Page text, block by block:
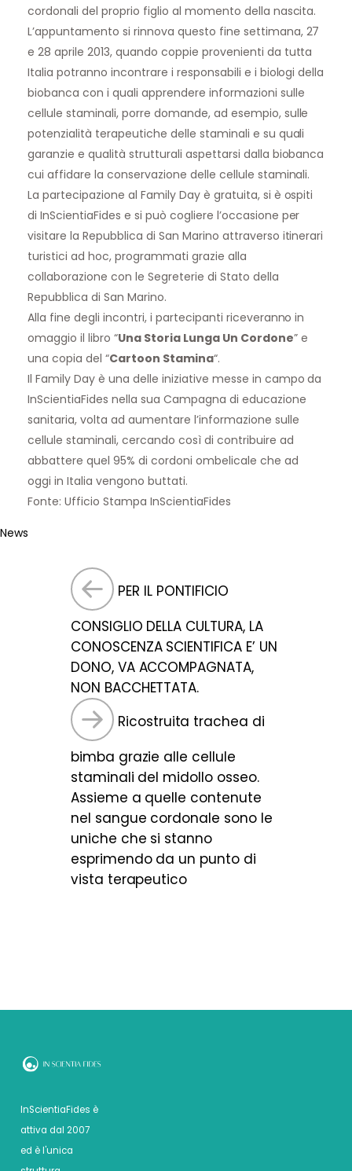
cordonali del proprio figlio al momento della nascita.
L’appuntamento si rinnova questo fine settimana, 27
e 28 aprile 2013, quando coppie provenienti da tutta
Italia potranno incontrare i responsabili e i biologi della
biobanca con i quali apprendere informazioni sulle
cellule staminali, porre domande, ad esempio, sulle
potenzialità terapeutiche delle staminali e su quali
garanzie e qualità strutturali aspettarsi dalla biobanca
cui affidare la conservazione delle cellule staminali.
La partecipazione al Family Day è gratuita, si è ospiti
di InScientiaFides e si può cogliere l’occasione per
visitare la Repubblica di San Marino attraverso itinerari
turistici ad hoc, programmati grazie alla
collaborazione con le Segreterie di Stato della
Repubblica di San Marino.
Alla fine degli incontri, i partecipanti riceveranno in
omaggio il libro “Una Storia Lunga Un Cordone” e
una copia del “Cartoon Stamina“.
Il Family Day è una delle iniziative messe in campo da
InScientiaFides nella sua Campagna di educazione
sanitaria, volta ad aumentare l’informazione sulle
cellule staminali, cercando così di contribuire ad
abbattere quel 95% di cordoni ombelicale che ad
oggi in Italia vengono buttati.
Fonte: Ufficio Stampa InScientiaFides
News
PER IL PONTIFICIO
CONSIGLIO DELLA CULTURA, LA
CONOSCENZA SCIENTIFICA E’ UN
DONO, VA ACCOMPAGNATA,
NON BACCHETTATA.
Ricostruita trachea di
bimba grazie alle cellule
staminali del midollo osseo.
Assieme a quelle contenute
nel sangue cordonale sono le
uniche che si stanno
esprimendo da un punto di
vista terapeutico
InScientiaFides è
attiva dal 2007
ed è l'unica